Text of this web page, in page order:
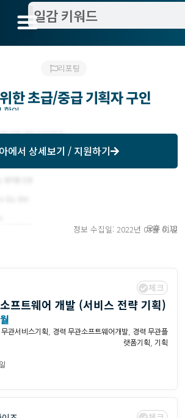
리포팅
한 초급/중급 기획자 구인
확인
에서 상세보기 / 지원하기
정보 수집일: 2022년 03월 01일
오후 8:18
체크
프트웨어 개발 (서비스 전략 기획)
무관서비스기획 경력 무관소프트웨어개발
경력 무관플
랫폼기획
기획